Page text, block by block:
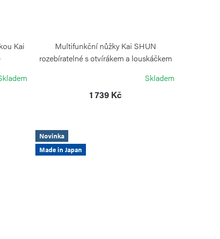
Kai
Multifunkční nůžky Kai SHUN
rozebíratelné s otvírákem a louskáčkem
Skladem
1 739 Kč
Novinka
Made in Japan